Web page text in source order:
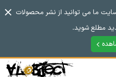
ما می توانید از نشر محصولات
مطلع شوید.